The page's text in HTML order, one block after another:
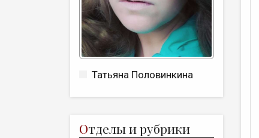
Татьяна Половинкина
Отделы и рубрики